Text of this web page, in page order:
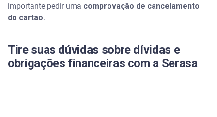
importante pedir uma comprovação de cancelamento
do cartão.
Tire suas dúvidas sobre dívidas e
obrigações financeiras com a Serasa